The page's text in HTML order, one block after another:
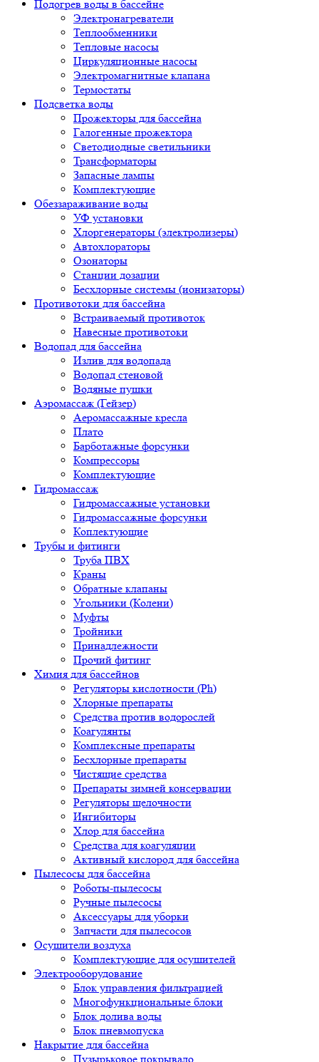
Подогрев воды в бассейне
Электронагреватели
Теплообменники
Тепловые насосы
Циркуляционные насосы
Электромагнитные клапана
Термостаты
Подсветка воды
Прожекторы для бассейна
Галогенные прожектора
Светодиодные светильники
Трансформаторы
Запасные лампы
Комплектующие
Обеззараживание воды
УФ установки
Хлоргенераторы (электролизеры)
Автохлораторы
Озонаторы
Станции дозации
Бесхлорные системы (ионизаторы)
Противотоки для бассейна
Встраиваемый противоток
Навесные противотоки
Водопад для бассейна
Излив для водопада
Водопад стеновой
Водяные пушки
Аэромассаж (Гейзер)
Аеромассажные кресла
Плато
Барботажные форсунки
Компрессоры
Комплектующие
Гидромассаж
Гидромассажные установки
Гидромассажные форсунки
Коплектующие
Трубы и фитинги
Труба ПВХ
Краны
Обратные клапаны
Угольники (Колени)
Муфты
Тройники
Принадлежности
Прочий фитинг
Химия для бассейнов
Регуляторы кислотности (Ph)
Хлорные препараты
Средства против водорослей
Коагулянты
Комплексные препараты
Бесхлорные препараты
Чистящие средства
Препараты зимней консервации
Регуляторы щелочности
Ингибиторы
Хлор для бассейна
Средства для коагуляции
Активный кислород для бассейна
Пылесосы для бассейна
Роботы-пылесосы
Ручные пылесосы
Аксессуары для уборки
Запчасти для пылесосов
Осушители воздуха
Комплектующие для осушителей
Электрооборудование
Блок управления фильтрацией
Многофункциональные блоки
Блок долива воды
Блок пневмопуска
Накрытие для бассейна
Пузырьковое покрывало